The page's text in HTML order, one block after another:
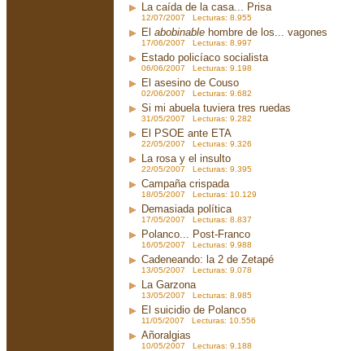
La caída de la casa... Prisa
12/07/2007 Lecturas: 8.955
El abobinable hombre de los... vagones
17/06/2007 Lecturas: 8.997
Estado policíaco socialista
06/06/2007 Lecturas: 9.198
El asesino de Couso
02/06/2007 Lecturas: 9.682
Si mi abuela tuviera tres ruedas
31/05/2007 Lecturas: 9.282
El PSOE ante ETA
22/05/2007 Lecturas: 9.326
La rosa y el insulto
22/05/2007 Lecturas: 9.395
Campaña crispada
18/05/2007 Lecturas: 10.129
Demasiada política
17/05/2007 Lecturas: 8.837
Polanco... Post-Franco
16/05/2007 Lecturas: 9.988
Cadeneando: la 2 de Zetapé
13/05/2007 Lecturas: 9.078
La Garzona
13/05/2007 Lecturas: 8.985
El suicidio de Polanco
11/05/2007 Lecturas: 10.556
Añoralgias
10/05/2007 Lecturas: 9.188